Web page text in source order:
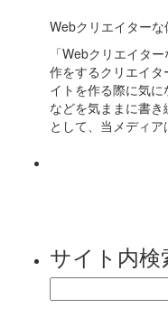
Webクリエイターな
「Webクリエイタ
作をするクリエイ
イトを作る際に気
などを気ままに書
として、当メディア
サイト内検